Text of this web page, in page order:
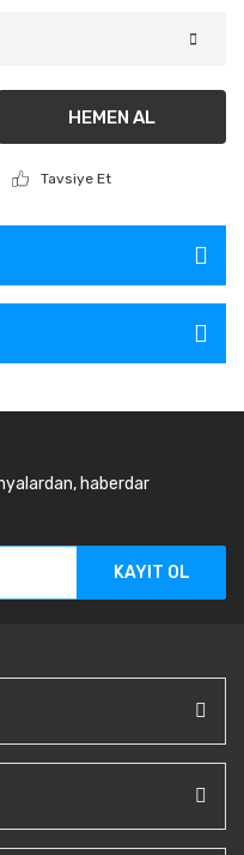
HEMEN AL
Tavsiye Et
haberdar
KAYIT OL